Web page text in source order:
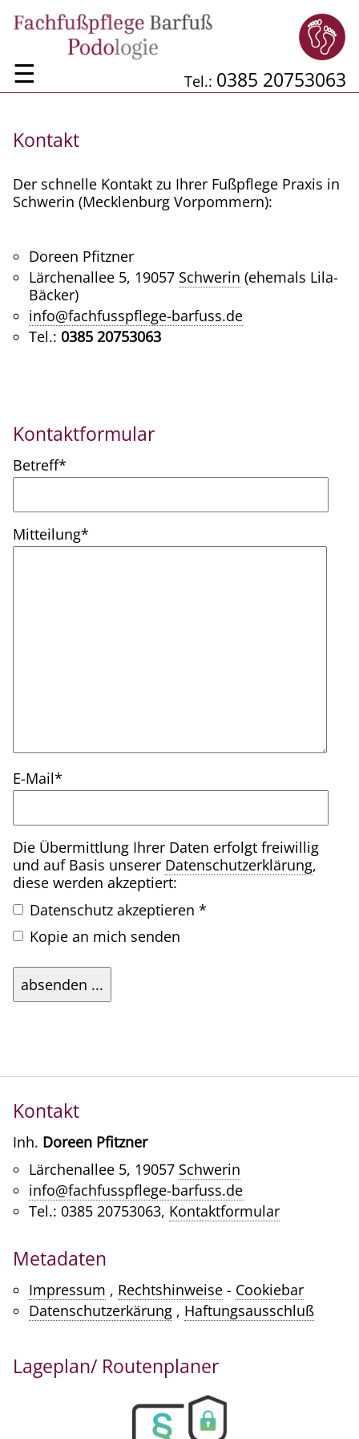
Tel.: 0385 20753063
☰
Kontakt
Der schnelle Kontakt zu Ihrer Fußpflege Praxis in
Schwerin (Mecklenburg Vorpommern):
Doreen Pfitzner
Lärchenallee 5, 19057 Schwerin (ehemals Lila-
Bäcker)
info@fachfusspflege-barfuss.de
Tel.: 0385 20753063
Kontaktformular
Pflichtfeld
Betreff*
Pflichtfeld
Mitteilung*
Pflichtfeld
E-Mail*
Die Übermittlung Ihrer Daten erfolgt freiwillig
und auf Basis unserer Datenschutzerklärung,
diese werden akzeptiert:
Datenschutz akzeptieren *
Kopie an mich senden
absenden ...
Kontakt
Inh. Doreen Pfitzner
Lärchenallee 5, 19057 Schwerin
info@fachfusspflege-barfuss.de
Tel.: 0385 20753063, Kontaktformular
Metadaten
Impressum , Rechtshinweise - Cookiebar
Datenschutzerkärung , Haftungsausschluß
Lageplan/ Routenplaner